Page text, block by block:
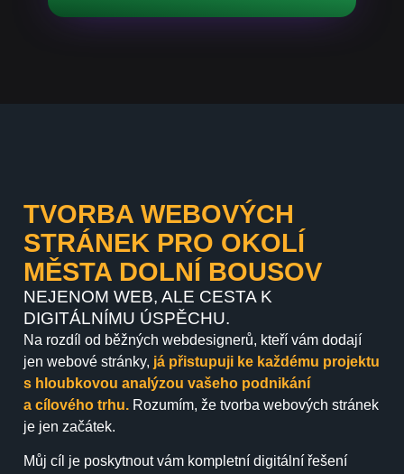
TVORBA WEBOVÝCH
STRÁNEK PRO OKOLÍ
MĚSTA DOLNÍ BOUSOV
NEJENOM WEB, ALE CESTA K
DIGITÁLNÍMU ÚSPĚCHU.
Na rozdíl od běžných webdesignerů, kteří vám dodají
jen webové stránky, já přistupuji ke každému projektu
s hloubkovou analýzou vašeho podnikání
a cílového trhu. Rozumím, že tvorba webových stránek
je jen začátek.
Můj cíl je poskytnout vám kompletní digitální řešení